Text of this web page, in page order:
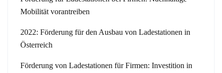
Mobilität vorantreiben
2022: Förderung für den Ausbau von Ladestationen in
Österreich
Förderung von Ladestationen für Firmen: Investition in